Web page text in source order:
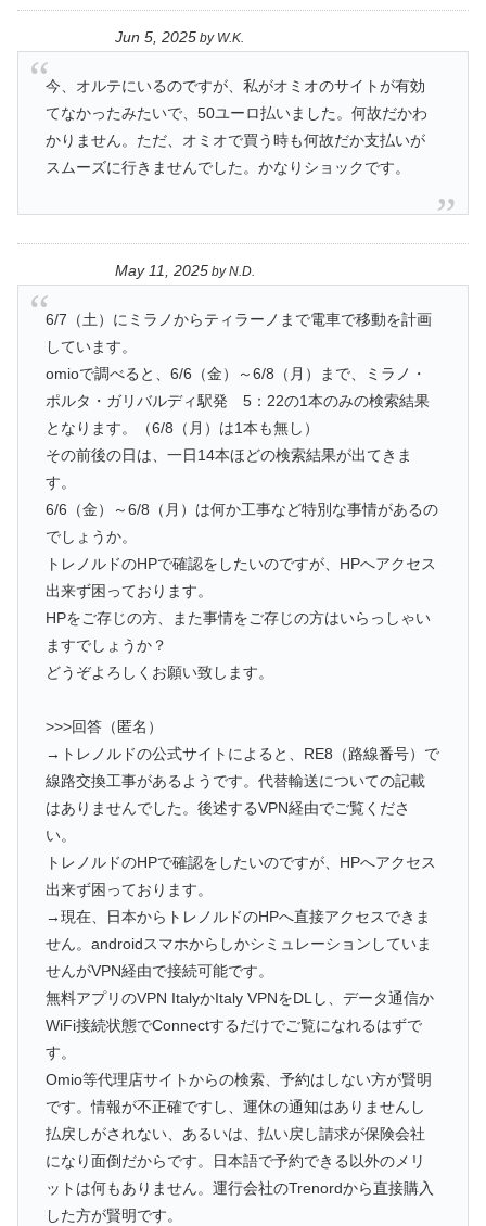
Jun 5, 2025 by W.K.
今、オルテにいるのですが、私がオミオのサイトが有効
てなかったみたいで、50ユーロ払いました。何故だかわ
かりません。ただ、オミオで買う時も何故だか支払いが
スムーズに行きませんでした。かなりショックです。
May 11, 2025 byN.D.
6/7（土）にミラノからティラーノまで電車で移動を計画
しています。
omioで調べると、6/6（金）～6/8（月）まで、ミラノ・
ポルタ・ガリバルディ駅発 5：22の1本のみの検索結果
となります。（6/8（月）は1本も無し）
その前後の日は、一日14本ほどの検索結果が出てきま
す。
6/6（金）～6/8（月）は何か工事など特別な事情があるの
でしょうか。
トレノルドのHPで確認をしたいのですが、HPへアクセス
出来ず困っております。
HPをご存じの方、また事情をご存じの方はいらっしゃい
ますでしょうか？
どうぞよろしくお願い致します。
>>>回答（匿名）
→トレノルドの公式サイトによると、RE8（路線番号）で
線路交換工事があるようです。代替輸送についての記載
はありませんでした。後述するVPN経由でご覧くださ
い。
トレノルドのHPで確認をしたいのですが、HPへアクセス
出来ず困っております。
→現在、日本からトレノルドのHPへ直接アクセスできま
せん。androidスマホからしかシミュレーションしていま
せんがVPN経由で接続可能です。
無料アプリのVPN ItalyかItaly VPNをDLし、データ通信か
WiFi接続状態でConnectするだけでご覧になれるはずで
す。
Omio等代理店サイトからの検索、予約はしない方が賢明
です。情報が不正確ですし、運休の通知はありませんし
払戻しがされない、あるいは、払い戻し請求が保険会社
になり面倒だからです。日本語で予約できる以外のメリ
ットは何もありません。運行会社のTrenordから直接購入
した方が賢明です。